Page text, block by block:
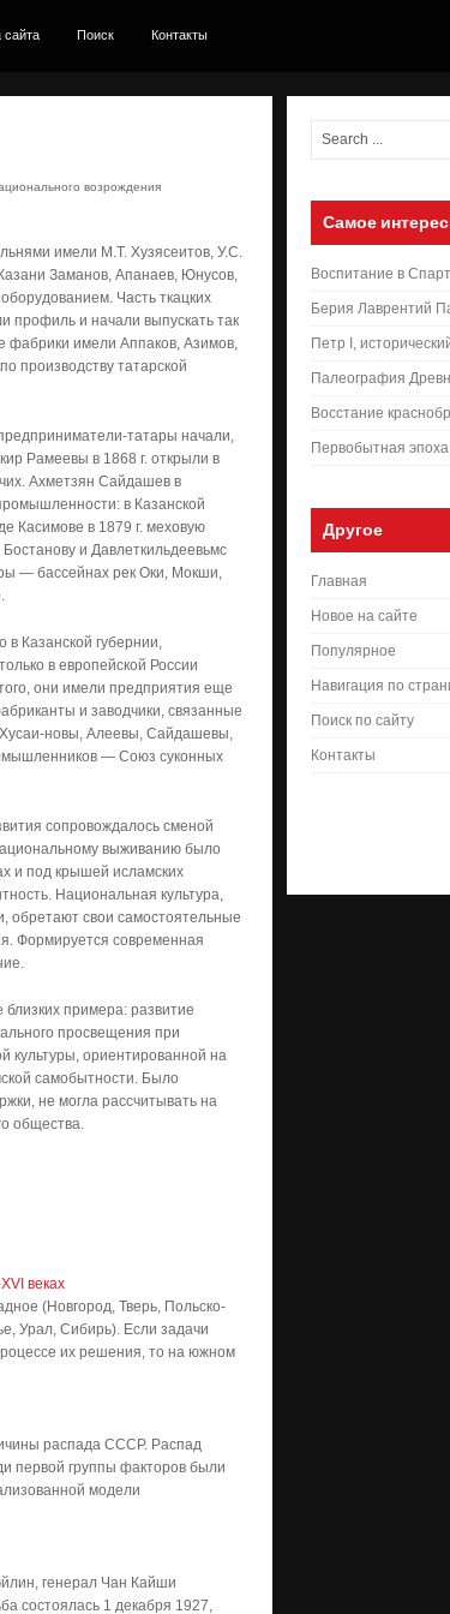
сайта Поиск Контакты
возрождения
имели М.Т. Хузясеитов, У.С.
Заманов, Апанаев, Юнусов,
Часть ткацких
профиль и начали выпускать так
фабрики имели Аппаков, Азимов,
производству татарской
татары начали,
Рамеевы в 1868 г. открыли в
Ахметзян Сайдашев в
в Казанской
Касимове в 1879 г. меховую
и Давлеткильдеевьмс
— бассейнах рек Оки, Мокши,
Казанской губернии,
в европейской России
они имели предприятия еще
и заводчики, связанные
новы, Алеевы, Сайдашевы,
— Союз суконных
сопровождалось сменой
выживанию было
и под крышей исламских
Национальная культура,
обретают свои самостоятельные
Формируется современная
примера: развитие
просвещения при
культуры, ориентированной на
самобытности. Было
не могла рассчитывать на
общества.
веках
(Новгород, Тверь, Польско-
Урал, Сибирь). Если задачи
их решения, то на южном
распада СССР. Распад
первой группы факторов были
модели
генерал Чан Кайши
состоялась 1 декабря 1927,
Самое
Воспитание в
Берия Лаврентий
Петр I,
Палеография
Восстание
Первобытная
Другое
Главная
Новое на сайте
Популярное
Навигация по
Поиск по сайту
Контакты